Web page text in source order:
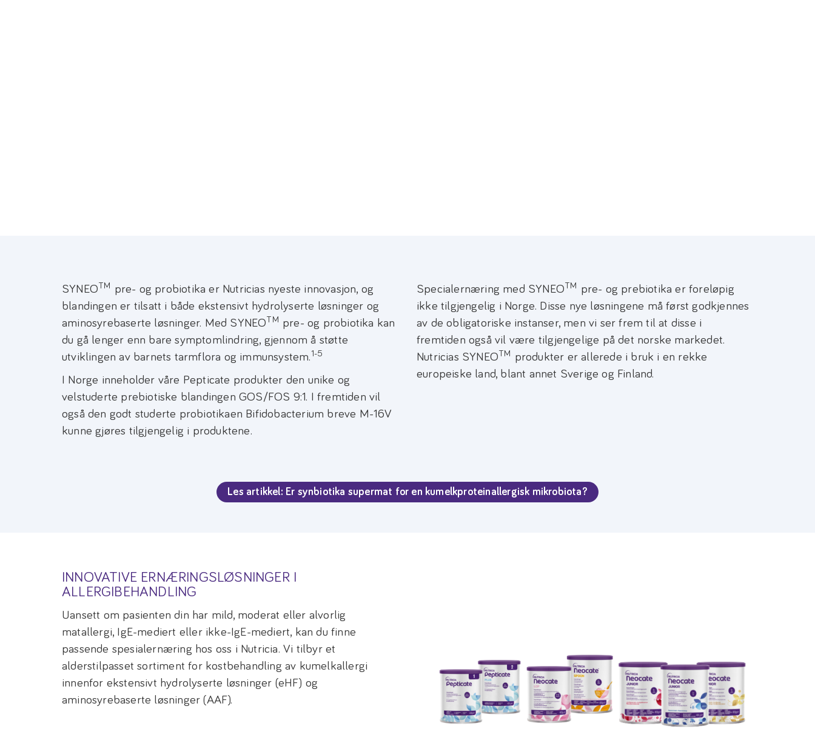
SYNEOTM pre- og probiotika er Nutricias nyeste innovasjon, og
blandingen er tilsatt i både ekstensivt hydrolyserte løsninger og
aminosyrebaserte løsninger. Med SYNEOTM pre- og probiotika kan
du gå lenger enn bare symptomlindring, gjennom å støtte
utviklingen av barnets tarmflora og immunsystem.1-5
I Norge inneholder våre Pepticate produkter den unike og
velstuderte prebiotiske blandingen GOS/FOS 9:1. I fremtiden vil
også den godt studerte probiotikaen Bifidobacterium breve M-16V
kunne gjøres tilgjengelig i produktene.
Specialernæring med SYNEOTM pre- og prebiotika er foreløpig
ikke tilgjengelig i Norge. Disse nye løsningene må først godkjennes
av de obligatoriske instanser, men vi ser frem til at disse i
fremtiden også vil være tilgjengelige på det norske markedet.
Nutricias SYNEOTM produkter er allerede i bruk i en rekke
europeiske land, blant annet Sverige og Finland.
Les artikkel: Er synbiotika supermat for en kumelkproteinallergisk mikrobiota?
INNOVATIVE ERNÆRINGSLØSNINGER I
ALLERGIBEHANDLING
Uansett om pasienten din har mild, moderat eller alvorlig
matallergi, IgE-mediert eller ikke-IgE-mediert, kan du finne
passende spesialernæring hos oss i Nutricia. Vi tilbyr et
alderstilpasset sortiment for kostbehandling av kumelkallergi
innenfor ekstensivt hydrolyserte løsninger (eHF) og
aminosyrebaserte løsninger (AAF).